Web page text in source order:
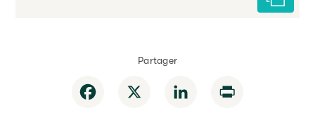
Partager
Facebook LinkedIn